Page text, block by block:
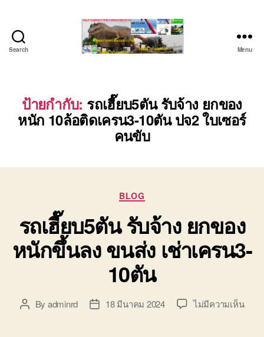
Search
เครื่องจักร
ระยอง
ชลบุรี
(บริษัท
พาณิชย์
บริการ
รถยก
รถ
รับจ้าง
ใน
เขต
บ่อ
วิน
0818900005
Menu
ป้ายกำกับ: รถเฮี๊ยบ5ตัน รับจ้าง ยกของ
หนัก 10ล้อติดเครน3-10ตัน ปจ2 ใบเซอร์
คนขับ
Categories
BLOG
รถเฮี๊ยบ5ตัน รับจ้าง ยกของ
หนักขึ้นลง ขนส่ง เช่าเครน3-
10ตัน
PostBy adminrd
Post18 มีนาคม 2024 ไม่มีความเห็นบน